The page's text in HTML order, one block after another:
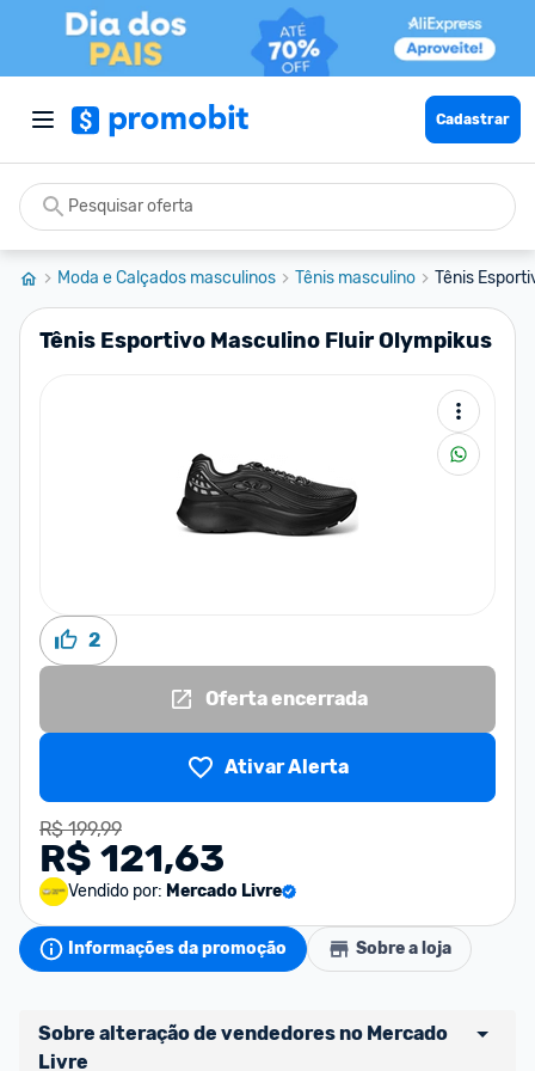
Cadastrar
Moda e Calçados masculinos Tênis masculino Tênis
Tênis Esportivo Masculino Fluir Olympikus
2
Oferta encerrada
Ativar Alerta
R$ 199,99
R$ 121,63
Vendido por: Mercado Livre
Informações da promoção Sobre a loja
Sobre alteração de vendedores no Mercado
Livre